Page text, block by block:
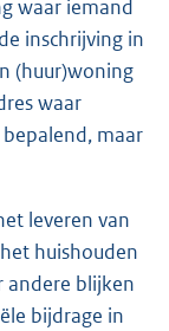
waar iemand
inschrijving in
(huur)woning
waar
maar
leveren van
huishouden
andere blijken
bijdrage in